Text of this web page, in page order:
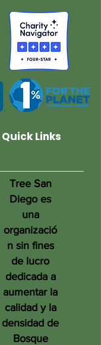
Quick Links
Tree San
Diego es
una
organizació
n sin fines
de lucro
dedicada a
aumentar la
calidad y la
densidad de
Bosque